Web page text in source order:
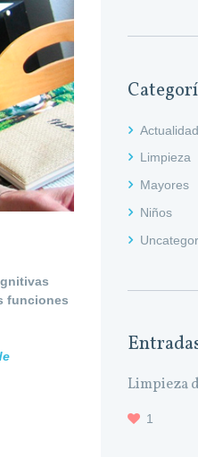
funciones
Actualidad
Limpieza
Mayores
Niños
Limpieza
1